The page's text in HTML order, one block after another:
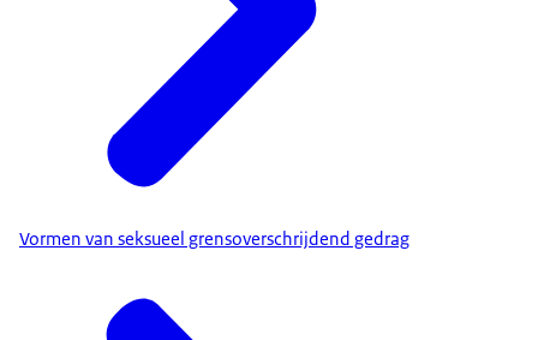
Vormen van seksueel grensoverschrijdend gedrag